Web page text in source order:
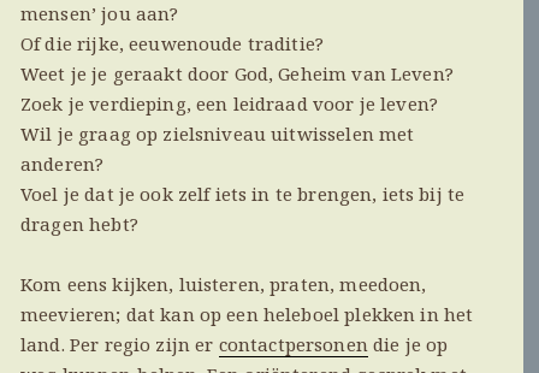
mensen’ jou aan?
Of die rijke, eeuwenoude traditie?
Weet je je geraakt door God, Geheim van Leven?
Zoek je verdieping, een leidraad voor je leven?
Wil je graag op zielsniveau uitwisselen met
anderen?
Voel je dat je ook zelf iets in te brengen, iets bij te
dragen hebt?
Kom eens kijken, luisteren, praten, meedoen,
meevieren; dat kan op een heleboel plekken in het
land. Per regio zijn er contactpersonendie je op